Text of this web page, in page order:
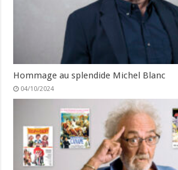
Hommage au splendide Michel Blanc
04/10/2024